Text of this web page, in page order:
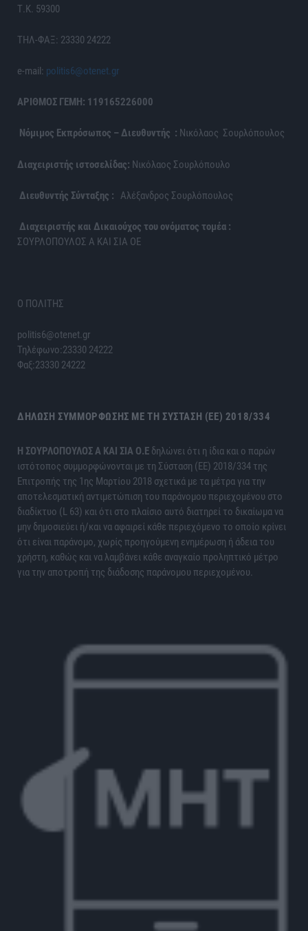
Τ.Κ. 59300
ΤΗΛ-ΦΑΞ: 23330 24222
e-mail: politis6@otenet.gr
ΑΡΙΘΜΟΣ ΓΕΜΗ: 119165226000
Νόμιμος Εκπρόσωπος – Διευθυντής : Νικόλαος Σουρλόπουλος
Διαχειριστής ιστοσελίδας: Νικόλαος Σουρλόπουλο
Διευθυντής Σύνταξης : Αλέξανδρος Σουρλόπουλος
Διαχειριστής και Δικαιούχος του ονόματος τομέα :
ΣΟΥΡΛΟΠΟΥΛΟΣ Α ΚΑΙ ΣΙΑ ΟΕ
Ο ΠΟΛΙΤΗΣ
politis6@otenet.gr
Τηλέφωνο:23330 24222
Φαξ:23330 24222
ΔΉΛΩΣΗ ΣΥΜΜΌΡΦΩΣΗΣ ΜΕ ΤΗ ΣΎΣΤΑΣΗ (ΕΕ) 2018/334
H ΣΟΥΡΛΟΠΟΥΛΟΣ Α ΚΑΙ ΣΙΑ Ο.Ε δηλώνει ότι η ίδια και ο παρών
ιστότοπος συμμορφώνονται με τη Σύσταση (ΕΕ) 2018/334 της
Επιτροπής της 1ης Μαρτίου 2018 σχετικά με τα μέτρα για την
αποτελεσματική αντιμετώπιση του παράνομου περιεχομένου στο
διαδίκτυο (L 63) και ότι στο πλαίσιο αυτό διατηρεί το δικαίωμα να
μην δημοσιεύει ή/και να αφαιρεί κάθε περιεχόμενο το οποίο κρίνει
ότι είναι παράνομο, χωρίς προηγούμενη ενημέρωση ή άδεια του
χρήστη, καθώς και να λαμβάνει κάθε αναγκαίο προληπτικό μέτρο
για την αποτροπή της διάδοσης παράνομου περιεχομένου.